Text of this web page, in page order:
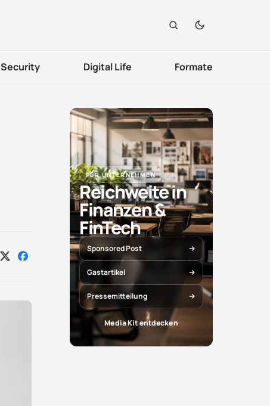
Security Digital Life Formate
Auf Auf
FÜR UNTERNEHMEN
Reichweite in
Finanzen &
FinTech
Sponsored Post
Gastartikel
Pressemitteilung
Media Kit entdecken